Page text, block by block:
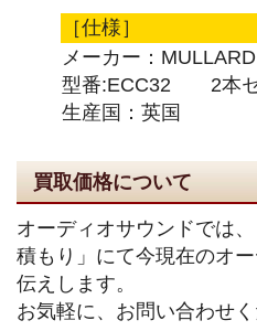
［仕様］
メーカー：MULLARD
型番:ECC32 2本セ
生産国：英国
買取価格について
オーディオサウンドでは
積もり」にて今現在のオ
伝えします。
お気軽に、お問い合わせく